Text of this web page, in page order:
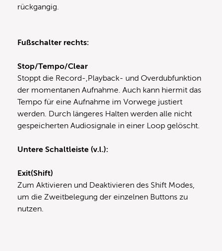
rückgangig.
Fußschalter rechts:
Stop/Tempo/Clear
Stoppt die Record-,Playback- und Overdubfunktion
der momentanen Aufnahme. Auch kann hiermit das
Tempo für eine Aufnahme im Vorwege justiert
werden. Durch längeres Halten werden alle nicht
gespeicherten Audiosignale in einer Loop gelöscht.
Untere Schaltleiste (v.l.):
Exit(Shift)
Zum Aktivieren und Deaktivieren des Shift Modes,
um die Zweitbelegung der einzelnen Buttons zu
nutzen.